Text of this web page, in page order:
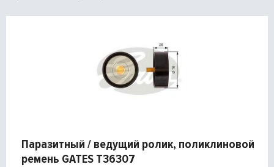
Паразитный / ведущий ролик, поликлиновой
ремень GATES T36307